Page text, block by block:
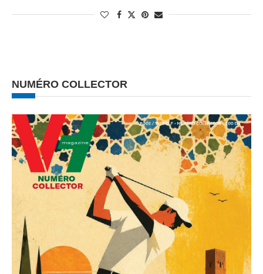
NUMÉRO COLLECTOR